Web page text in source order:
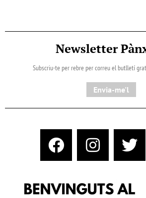
Newsletter
Subscriu-te per rebre per correu el butlletí
Envia-me'l